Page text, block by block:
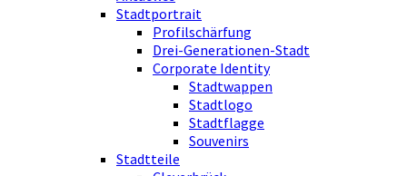
Stadtportrait
Profilschärfung
Drei-Generationen-Stadt
Corporate Identity
Stadtwappen
Stadtlogo
Stadtflagge
Souvenirs
Stadtteile